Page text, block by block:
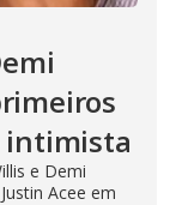
intimista
e Demi
Acee em